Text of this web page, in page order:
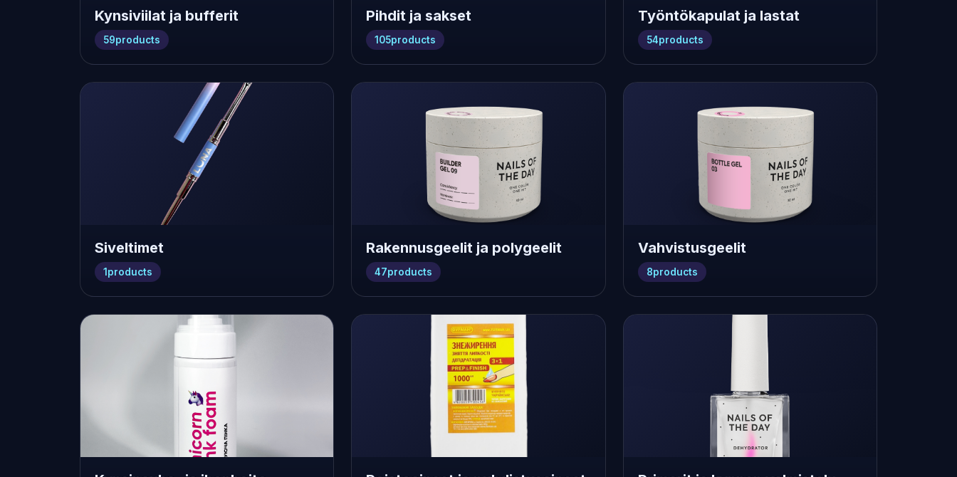
Kynsiviilat ja bufferit
59products
Pihdit ja sakset
105products
Työntökapulat ja lastat
54products
Siveltimet
1 products
Rakennusgeelit ja polygeelit
47products
Vahvistusgeelit
8products